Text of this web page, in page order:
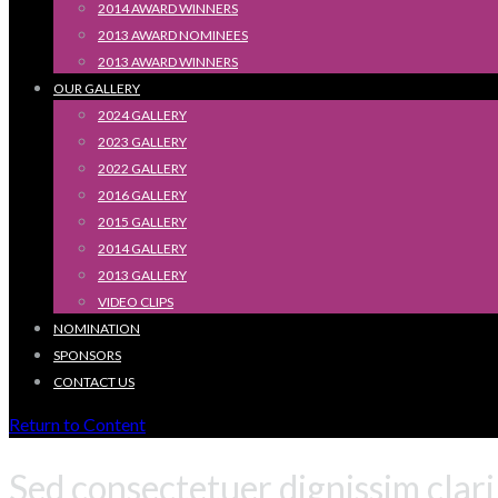
2014 AWARD WINNERS
2013 AWARD NOMINEES
2013 AWARD WINNERS
OUR GALLERY
2024 GALLERY
2023 GALLERY
2022 GALLERY
2016 GALLERY
2015 GALLERY
2014 GALLERY
2013 GALLERY
VIDEO CLIPS
NOMINATION
SPONSORS
CONTACT US
Return to Content
Sed consectetuer dignissim